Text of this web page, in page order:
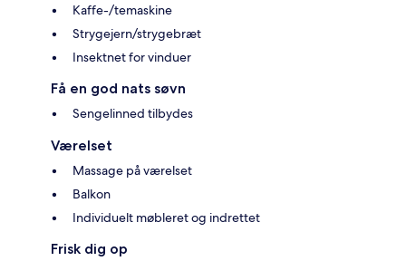
Kaffe-/temaskine
Strygejern/strygebræt
Insektnet for vinduer
Få en god nats søvn
Sengelinned tilbydes
Værelset
Massage på værelset
Balkon
Individuelt møbleret og indrettet
Frisk dig op